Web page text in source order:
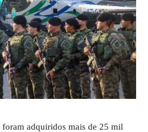
foram adquiridos mais de 25 mil